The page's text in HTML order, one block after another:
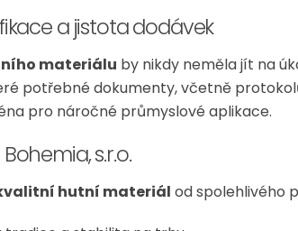
a jistota dodávek
materiálu by nikdy neměla jít na
potřebné dokumenty, včetně
pro náročné průmyslové aplikace.
s.r.o.
hutní materiál od spolehlivého